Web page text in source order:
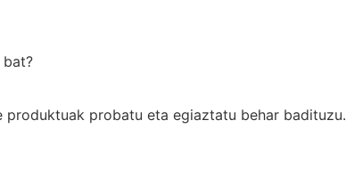
bat?
produktuak probatu eta egiaztatu behar badituzu.